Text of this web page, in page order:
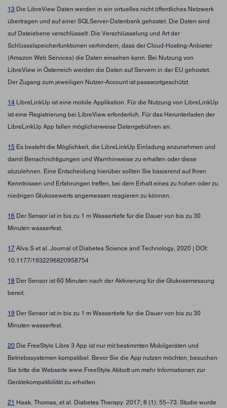
13 Die LibreView Daten werden in ein virtuelles nicht öffentliches Netzwerk
übertragen und auf einer SQLServer-Datenbank gehostet. Die Daten sind
auf Dateiebene verschlüsselt. Die Verschlüsselung und Art der
Schlüsselspeicherfunktionen verhindern, dass der Cloud-Hosting-Anbieter
(Amazon Web Services) die Daten einsehen kann. Bei Nutzung von
LibreView in Österreich werden die Daten auf Servern in der EU gehostet.
Der Zugang zum jeweiligen Nutzer-Account ist passwortgeschützt.
14 LibreLinkUp ist eine mobile Applikation. Für die Nutzung von LibreLinkUp
ist eine Registrierung bei LibreView erforderlich. Für das Herunterladen der
LibreLinkUp App fallen möglicherweise Datengebühren an.
15 Es besteht die Möglichkeit, die LibreLinkUp Einladung anzunehmen und
damit Benachrichtigungen und Warnhinweise zu erhalten oder diese
abzulehnen. Eine Entscheidung hierüber sollten Sie basierend auf Ihren
Kenntnissen und Erfahrungen treffen, bei dem Erhalt eines zu hohen oder zu
niedrigen Glukosewerts angemessen reagieren zu können.
16 Der Sensor ist in bis zu 1 m Wassertiefe für die Dauer von bis zu 30
Minuten wasserfest.
17 Alva S et al. Journal of Diabetes Science and Technology, 2020 | DOI:
10.1177/1932296820958754
18 Der Sensor ist 60 Minuten nach der Aktivierung für die Glukosemessung
bereit.
19 Der Sensor ist in bis zu 1 m Wassertiefe für die Dauer von bis zu 30
Minuten wasserfest.
20 Die FreeStyle Libre 3 App ist nur mit bestimmten Mobilgeräten und
Betriebssystemen kompatibel. Bevor Sie die App nutzen möchten, besuchen
Sie bitte die Webseite www.FreeStyle.Abbott um mehr Informationen zur
Gerätekompatibilität zu erhalten.
21 Haak, Thomas, et al. Diabetes Therapy. 2017; 8 (1): 55–73. Studie wurde